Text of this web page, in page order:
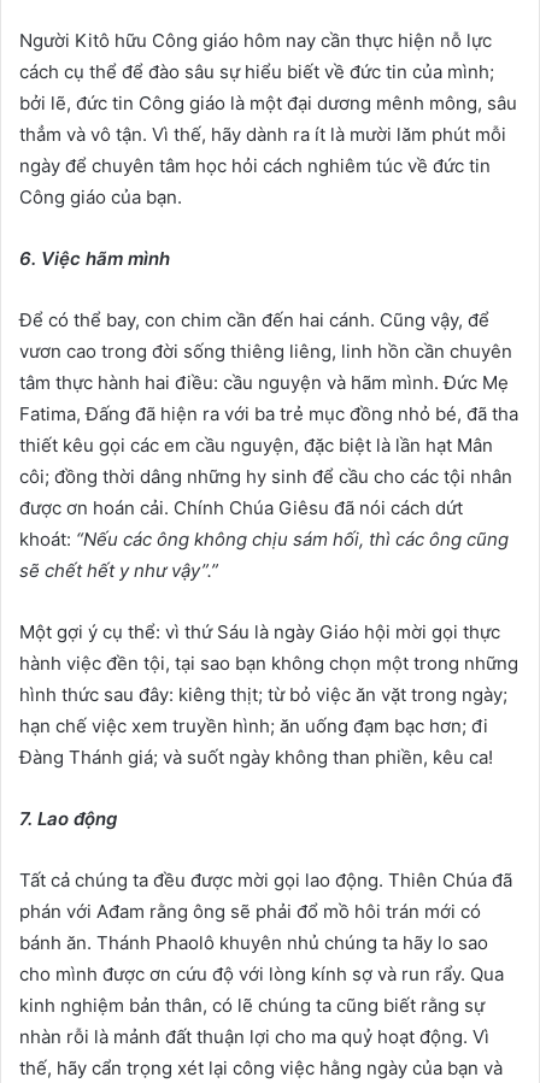
Người Kitô hữu Công giáo hôm nay cần thực hiện nỗ lực
cách cụ thể để đào sâu sự hiểu biết về đức tin của mình;
bởi lẽ, đức tin Công giáo là một đại dương mênh mông, sâu
thẳm và vô tận. Vì thế, hãy dành ra ít là mười lăm phút mỗi
ngày để chuyên tâm học hỏi cách nghiêm túc về đức tin
Công giáo của bạn.
6. Việc hãm mình
Để có thể bay, con chim cần đến hai cánh. Cũng vậy, để
vươn cao trong đời sống thiêng liêng, linh hồn cần chuyên
tâm thực hành hai điều: cầu nguyện và hãm mình. Đức Mẹ
Fatima, Đấng đã hiện ra với ba trẻ mục đồng nhỏ bé, đã tha
thiết kêu gọi các em cầu nguyện, đặc biệt là lần hạt Mân
côi; đồng thời dâng những hy sinh để cầu cho các tội nhân
được ơn hoán cải. Chính Chúa Giêsu đã nói cách dứt
khoát: “Nếu các ông không chịu sám hối, thì các ông cũng
sẽ chết hết y như vậy”.”
Một gợi ý cụ thể: vì thứ Sáu là ngày Giáo hội mời gọi thực
hành việc đền tội, tại sao bạn không chọn một trong những
hình thức sau đây: kiêng thịt; từ bỏ việc ăn vặt trong ngày;
hạn chế việc xem truyền hình; ăn uống đạm bạc hơn; đi
Đàng Thánh giá; và suốt ngày không than phiền, kêu ca!
7. Lao động
Tất cả chúng ta đều được mời gọi lao động. Thiên Chúa đã
phán với Ađam rằng ông sẽ phải đổ mồ hôi trán mới có
bánh ăn. Thánh Phaolô khuyên nhủ chúng ta hãy lo sao
cho mình được ơn cứu độ với lòng kính sợ và run rẩy. Qua
kinh nghiệm bản thân, có lẽ chúng ta cũng biết rằng sự
nhàn rỗi là mảnh đất thuận lợi cho ma quỷ hoạt động. Vì
thế, hãy cẩn trọng xét lại công việc hằng ngày của bạn và